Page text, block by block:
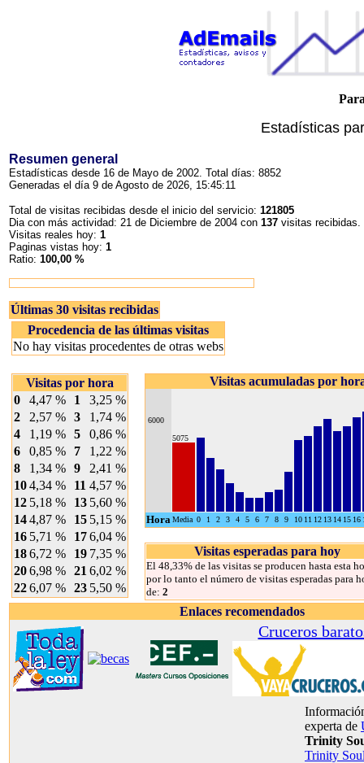
Estadísticas
Resumen general
Estadísticas desde 16 de Mayo de 2002. Total días: 8852
Generadas el día 9 de Agosto de 2026, 15:45:11
Total de visitas recibidas desde el inicio del servicio: 121805
Dia con más actividad: 21 de Diciembre de 2004 con 137 visitas recibidas.
Visitas reales hoy: 1
Paginas vistas hoy: 1
Ratio: 100,00 %
Últimas 30 visitas recibidas
Procedencia de las últimas visitas
No hay visitas procedentes de otras webs
Visitas por hora
0
4,47 % 1
3,25 %
2
2,57 % 3
1,74 %
4
1,19 % 5
0,86 %
6
0,85 % 7
1,22 %
8
1,34 % 9
2,41 %
104,34 % 11 4,57 %
12 5,18 % 13 5,60 %
144,87 % 15 5,15 %
16 5,71 % 176,04 %
186,72 % 19 7,35 %
206,98 % 21 6,02 %
226,07 % 23 5,50 %
Visitas acumuladas por
6000
5075
HoraMedia 0 1 2 3 4 5 6 7 8 9 10 11 12 13 14 15 16
Visitas esperadas para hoy
El 48,33% de las visitas se producen hasta esta
por lo tanto el número de visitas esperadas para
de: 2
Enlaces recomendados
Cruceros
experta de
Trinity
Trinity